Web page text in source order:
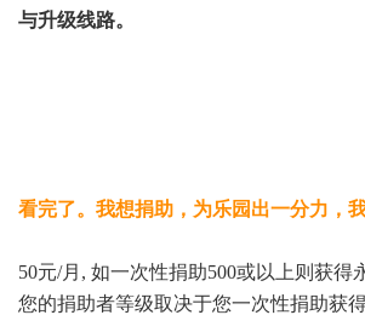
与升级线路。
看完了。我想捐助，为乐园出一分力，
50元/月, 如一次性捐助500或以上则获得
您的捐助者等级取决于您一次性捐助获